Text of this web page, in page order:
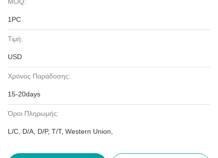
1PC
Τιμή:
USD
Χρόνος Παράδοσης:
15-20days
Όροι Πληρωμής:
L/C, D/A, D/P, T/T, Western Union,